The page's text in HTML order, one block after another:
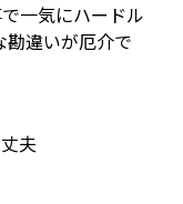
一気にハードル
勘違いが厄介で
夫